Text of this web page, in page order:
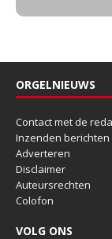
ORGELNIEUWS
Contact met de
Inzenden
Adverteren
Disclaimer
Auteursrechten
Colofon
VOLG ONS